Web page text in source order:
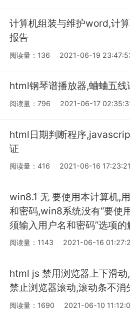
计算机组装与维护word,计
报告
阅读量：136 2021-06-19
html钢琴谱播放器,蛐蛐五
阅读量：796 2021-06-17
html日期判断程序
证
阅读量：416 2021-06-16 17:23:21
win8.1 无 要使用本计算机,
和密码,win8系统没有“要使
须输入用户名和密码”选项的
阅读量：1143 2021-06-16
html js 禁用浏览器上下滑
禁止浏览器滚动,滚动条不消
阅读量：1690 2021-06-10